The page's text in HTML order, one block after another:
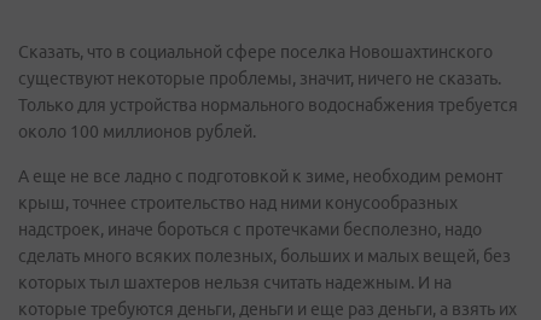
Сказать, что в социальной сфере поселка Новошахтинского
существуют некоторые проблемы, значит, ничего не сказать.
Только для устройства нормального водоснабжения требуется
около 100 миллионов рублей.
А еще не все ладно с подготовкой к зиме, необходим ремонт
крыш, точнее строительство над ними конусообразных
надстроек, иначе бороться с протечками бесполезно, надо
сделать много всяких полезных, больших и малых вещей, без
которых тыл шахтеров нельзя считать надежным. И на
которые требуются деньги, деньги и еще раз деньги, а взять их